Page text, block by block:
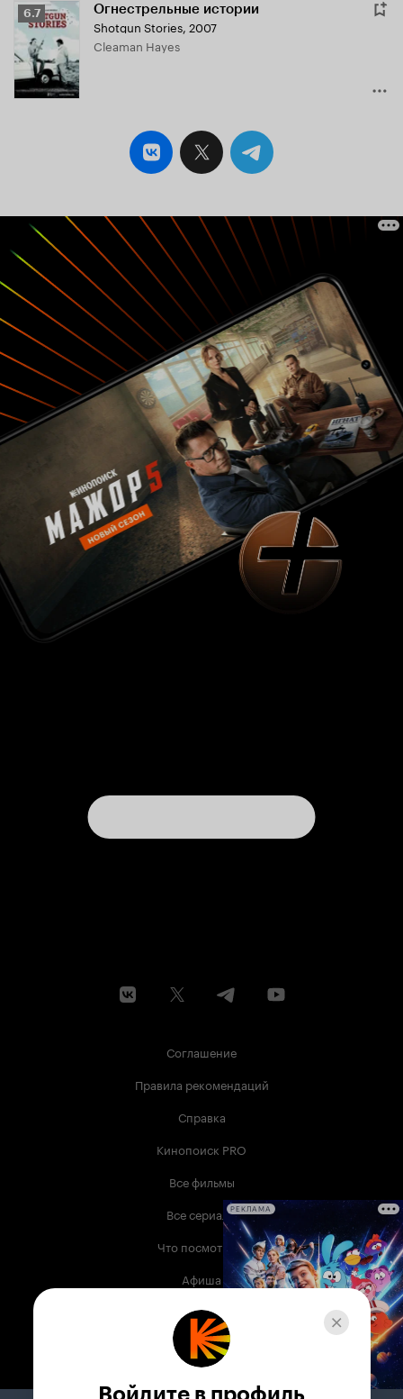
Рейтинг
Кинопоиска
6.7
6.7 Огнестрельные истории
Shotgun Stories, 2007
Cleaman Hayes
Соглашение
Правила рекомендаций
Справка
Кинопоиск PRO
Все фильмы
Все сериалы
Что посмотреть
Афиша
Музыка
Телепрограмма
РЕКЛАМА